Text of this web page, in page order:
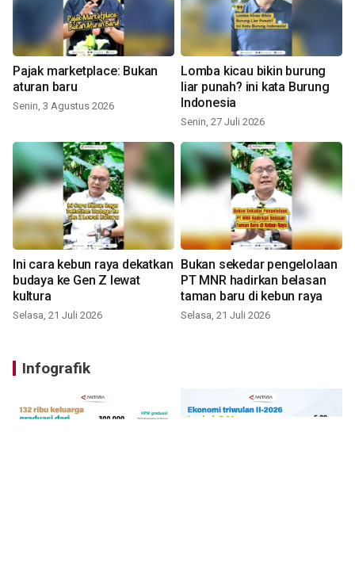
Pajak marketplace: Bukan
aturan baru
Senin, 3 Agustus 2026
Lomba kicau bikin burung
liar punah? ini kata Burung
Indonesia
Senin, 27 Juli 2026
Ini cara kebun raya dekatkan
budaya ke Gen Z lewat
kultura
Selasa, 21 Juli 2026
Bukan sekedar pengelolaan
PT MNR hadirkan belasan
taman baru di kebun raya
Selasa, 21 Juli 2026
Infografik